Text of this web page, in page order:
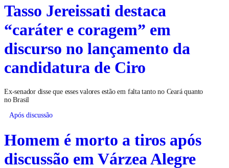
Tasso Jereissati destaca
“caráter e coragem” em
discurso no lançamento da
candidatura de Ciro
Ex-senador disse que esses valores estão em falta tanto no Ceará quanto
no Brasil
Após discussão
Homem é morto a tiros após
discussão em Várzea Alegre